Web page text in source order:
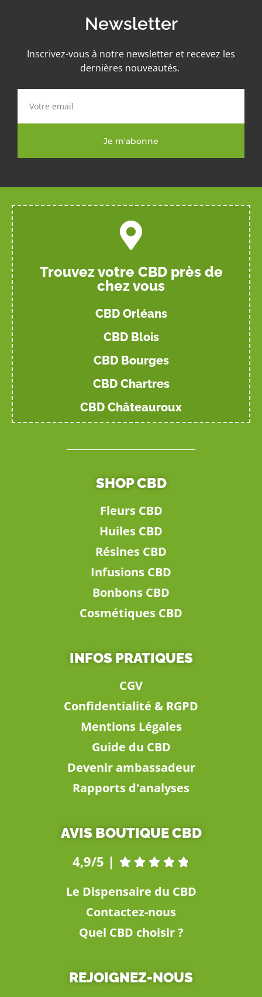
Newsletter
Inscrivez-vous à notre newsletter et recevez les
dernières nouveautés.
Je m'abonne
Trouvez votre CBD près de
chez vous
CBD Orléans
CBD Blois
CBD Bourges
CBD Chartres
CBD Châteauroux
SHOP CBD
Fleurs CBD
Huiles CBD
Résines CBD
Infusions CBD
Bonbons CBD
Cosmétiques CBD
INFOS PRATIQUES
CGV
Confidentialité & RGPD
Mentions Légales
Guide du CBD
Devenir ambassadeur
Rapports d'analyses
AVIS BOUTIQUE CBD
4,9/5 |     
Le Dispensaire du CBD
Contactez-nous
Quel CBD choisir ?
REJOIGNEZ-NOUS